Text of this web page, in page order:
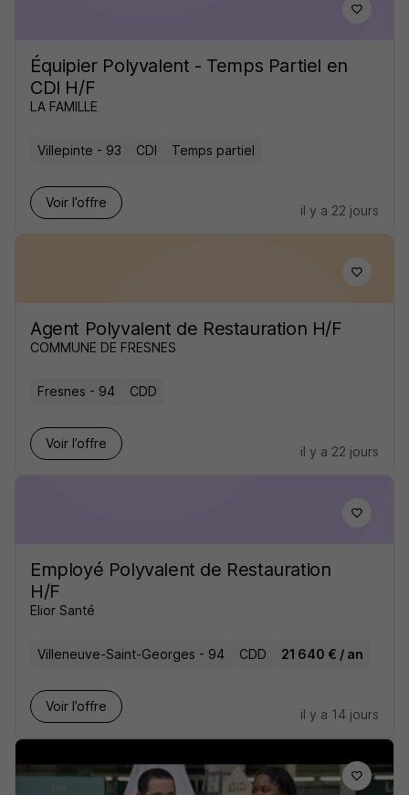
Équipier Polyvalent - Temps Partiel en
CDI H/F
LA FAMILLE
Villepinte - 93 CDI Temps partiel
Voir l’offre
il y a 22 jours
Agent Polyvalent de Restauration H/F
COMMUNE DE FRESNES
Fresnes - 94 CDD
Voir l’offre
il y a 22 jours
Employé Polyvalent de Restauration
H/F
Elior Santé
Villeneuve-Saint-Georges - 94 CDD 21 640 € / an
Voir l’offre
il y a 14 jours